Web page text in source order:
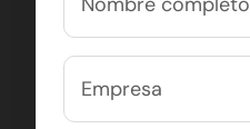
Nombre
completo
(Obligatorio)
Nombre
Empresa